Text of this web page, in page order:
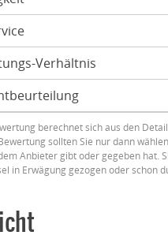
Verhältnis
berechnet sich aus den
sollten Sie nur dann
Anbieter gibt oder gegeben hat.
in Erwägung gezogen oder schon